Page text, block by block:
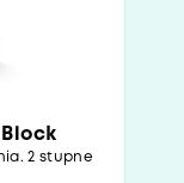
2 stupne